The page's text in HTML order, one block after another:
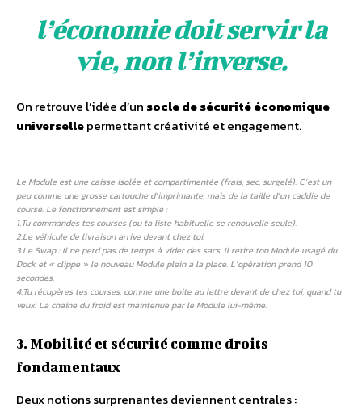
l’économie doit servir la
vie, non l’inverse.
On retrouve l’idée d’un socle de sécurité économique
universellepermettant créativité et engagement.
Le Module est une caisse isolée et compartimentée (frais, sec, surgelé). C’est un
peu comme une grosse cartouche d’imprimante, mais de la taille d’un caddie de
course. Le fonctionnement est simple :
1.Tu commandes tes courses (ou ta liste habituelle se renouvelle seule).
2.Le véhicule de livraison arrive devant chez toi.
3.Le Swap : Il ne perd pas de temps à vider des sacs. Il retire ton Module usagé du
Dock et « clippe » le nouveau Module plein à la place. L’opération prend 10
secondes.
4.Tu récupères tes courses, comme une boite au lettre devant de chez toi, quand tu
veux. La chaîne du froid est maintenue par le Module lui-même.
3. Mobilité et sécurité comme droits
fondamentaux
Deux notions surprenantes deviennent centrales :